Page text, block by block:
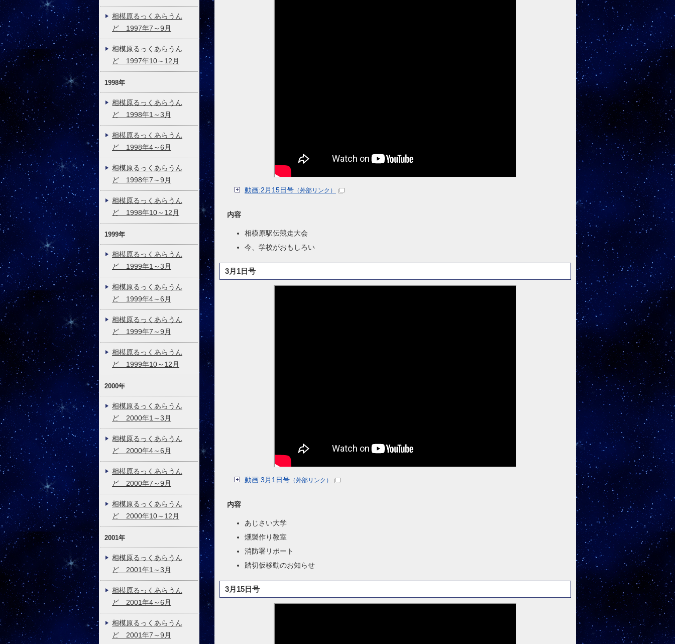
動画:2月15日号 （外部リンク）
内容
相模原駅伝競走大会
今、学校がおもしろい
3月1日号
動画:3月1日号 （外部リンク）
内容
あじさい大学
燻製作り教室
消防署リポート
踏切仮移動のお知らせ
3月15日号
相模原るっくあらうん
ど 1997年7～9月
相模原るっくあらうん
ど 1997年10～12月
1998年
相模原るっくあらうん
ど 1998年1～3月
相模原るっくあらうん
ど 1998年4～6月
相模原るっくあらうん
ど 1998年7～9月
相模原るっくあらうん
ど 1998年10～12月
1999年
相模原るっくあらうん
ど 1999年1～3月
相模原るっくあらうん
ど 1999年4～6月
相模原るっくあらうん
ど 1999年7～9月
相模原るっくあらうん
ど 1999年10～12月
2000年
相模原るっくあらうん
ど 2000年1～3月
相模原るっくあらうん
ど 2000年4～6月
相模原るっくあらうん
ど 2000年7～9月
相模原るっくあらうん
ど 2000年10～12月
2001年
相模原るっくあらうん
ど 2001年1～3月
相模原るっくあらうん
ど 2001年4～6月
相模原るっくあらうん
ど 2001年7～9月